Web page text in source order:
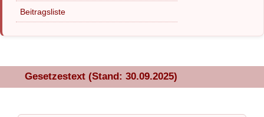
Beitragsliste
Gesetzestext (Stand: 30.09.2025)